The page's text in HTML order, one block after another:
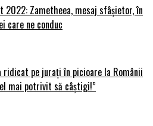
2022: Zametheea, mesaj sfâșietor, în
care ne conduc
ridicat pe jurați în picioare la Românii
mai potrivit să câștigi!”